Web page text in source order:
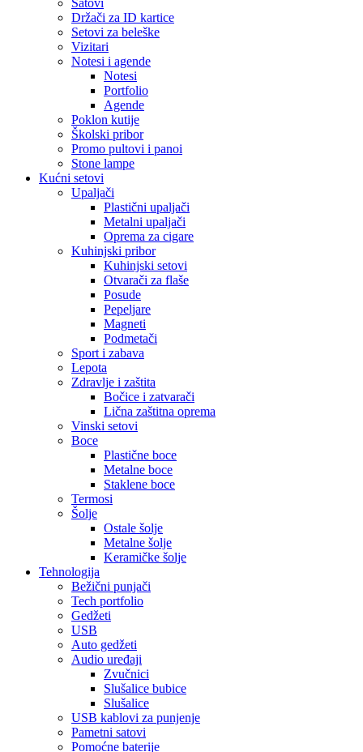
Satovi
Držači za ID kartice
Setovi za beleške
Vizitari
Notesi i agende
Notesi
Portfolio
Agende
Poklon kutije
Školski pribor
Promo pultovi i panoi
Stone lampe
Kućni setovi
Upaljači
Plastični upaljači
Metalni upaljači
Oprema za cigare
Kuhinjski pribor
Kuhinjski setovi
Otvarači za flaše
Posude
Pepeljare
Magneti
Podmetači
Sport i zabava
Lepota
Zdravlje i zaštita
Bočice i zatvarači
Lična zaštitna oprema
Vinski setovi
Boce
Plastične boce
Metalne boce
Staklene boce
Termosi
Šolje
Ostale šolje
Metalne šolje
Keramičke šolje
Tehnologija
Bežični punjači
Tech portfolio
Gedžeti
USB
Auto gedžeti
Audio uređaji
Zvučnici
Slušalice bubice
Slušalice
USB kablovi za punjenje
Pametni satovi
Pomoćne baterije